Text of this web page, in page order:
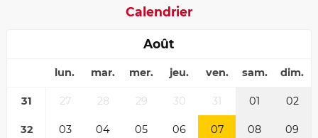
Calendrier
Août
lun. mar. mer. jeu. ven. sam. dim.
31 27 28 29 30 31 01 02
32 03 04 05 06 07 08 09